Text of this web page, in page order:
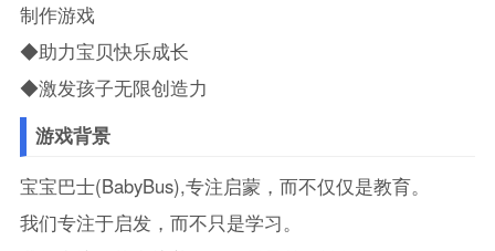
制作游戏
◆助力宝贝快乐成长
◆激发孩子无限创造力
游戏背景
宝宝巴士(BabyBus),专注启蒙，而不仅仅是教育。
我们专注于启发，而不只是学习。